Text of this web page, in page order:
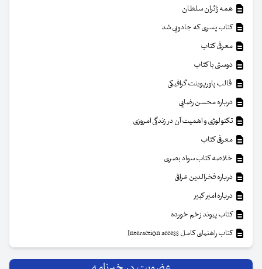
همه زائران سلطان
کتاب پسری که جادویی شد
معرفی کتاب
دوستی با کتاب
قالب پاورپوینت گرافیکی
درباره محسن رضایی
تکنولوژی و اهمیت آن در زندگی امروزی
معرفی کتاب
خلاصه کتاب سواد بصری
درباره فخرالدین عراقی
درباره امیر کبیر
کتاب پیوند زخم خورده
کتاب راهنمای کامل Interaction access